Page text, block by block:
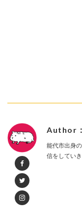
Author
能代市出身
信をしていき